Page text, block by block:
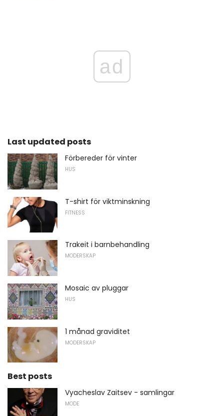
ad
Last updated posts
Förbereder för vinter
HUS
T-shirt för viktminskning
FITNESS
Trakeit i barnbehandling
MODERSKAP
Mosaic av pluggar
HUS
1 månad graviditet
MODERSKAP
Best posts
Vyacheslav Zaitsev - samlingar
MODE